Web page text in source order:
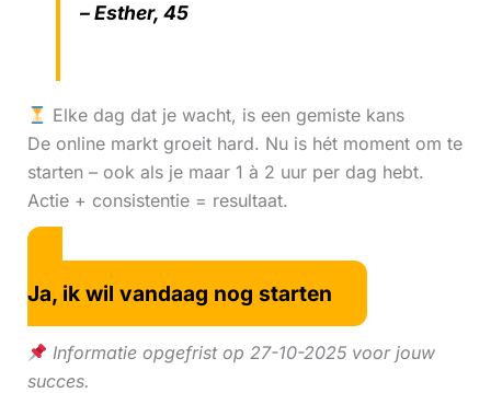
– Esther, 45
Elke dag dat je wacht, is een gemiste kans
De online markt groeit hard. Nu is hét moment om te
starten – ook als je maar 1 à 2 uur per dag hebt.
Actie + consistentie = resultaat.
Ja, ik wil vandaag nog starten
Informatie opgefrist op 27-10-2025 voor jouw
succes.